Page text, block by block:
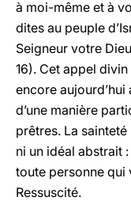
à moi-même et à
dites au peuple
Seigneur votre
16). Cet appel
encore
d’une manière
prêtres. La sainteté
ni un idéal abstrait
toute personne qui
Ressuscité.